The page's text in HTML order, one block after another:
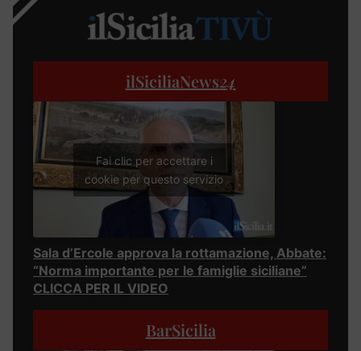
ilSiciliaNews24
Fai clic per accettare i
cookie per questo servizio
Sala d’Ercole approva la rottamazione, Abbate:
“Norma importante per le famiglie siciliane”
CLICCA PER IL VIDEO
BarSicilia